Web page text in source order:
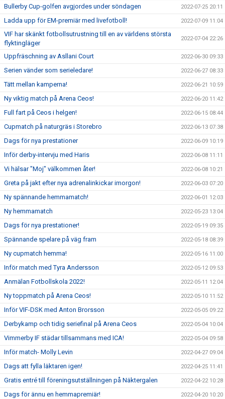
Bullerby Cup-golfen avgjordes under söndagen 2022-07-25 20:11
Ladda upp för EM-premiär med livefotboll! 2022-07-09 11:04
VIF har skänkt fotbollsutrustning till en av världens största
flyktingläger
2022-07-04 22:26
Uppfräschning av Asllani Court 2022-06-30 09:33
Serien vänder som serieledare! 2022-06-27 08:33
Tätt mellan kamperna! 2022-06-21 10:59
Ny viktig match på Arena Ceos! 2022-06-20 11:42
Full fart på Ceos i helgen! 2022-06-15 08:44
Cupmatch på naturgräs i Storebro 2022-06-13 07:38
Dags för nya prestationer 2022-06-09 10:19
Inför derby-intervju med Haris 2022-06-08 11:11
Vi hälsar "Moj" välkommen åter! 2022-06-08 10:21
Greta på jakt efter nya adrenalinkickar imorgon! 2022-06-03 07:20
Ny spännande hemmamatch! 2022-06-01 12:03
Ny hemmamatch 2022-05-23 13:04
Dags för nya prestationer! 2022-05-19 09:35
Spännande spelare på väg fram 2022-05-18 08:39
Ny cupmatch hemma! 2022-05-16 11:00
Inför match med Tyra Andersson 2022-05-12 09:53
Anmälan Fotbollskola 2022! 2022-05-11 12:04
Ny toppmatch på Arena Ceos! 2022-05-10 11:52
Inför VIF-DSK med Anton Brorsson 2022-05-05 09:22
Derbykamp och tidig seriefinal på Arena Ceos 2022-05-04 10:04
Vimmerby IF städar tillsammans med ICA! 2022-05-04 09:58
Inför match- Molly Levin 2022-04-27 09:04
Dags att fylla läktaren igen! 2022-04-25 11:41
Gratis entré till föreningsutställningen på Näktergalen 2022-04-22 10:28
Dags för ännu en hemmapremiär! 2022-04-20 10:20